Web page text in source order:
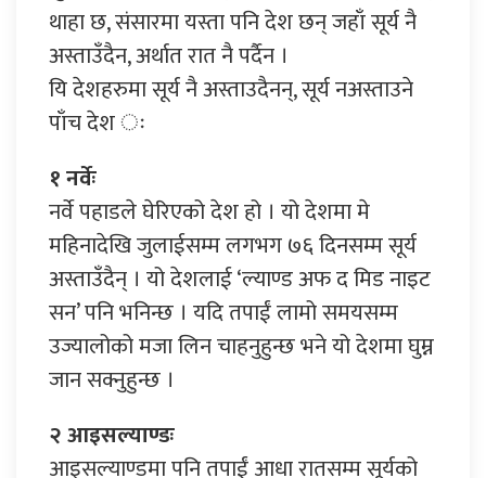
थाहा छ, संसारमा यस्ता पनि देश छन् जहाँ सूर्य नै
अस्ताउँदैन, अर्थात रात नै पर्दैन ।
यि देशहरुमा सूर्य नै अस्ताउदैनन्, सूर्य नअस्ताउने
पाँच देश ः
१ नर्वेः
नर्वे पहाडले घेरिएको देश हो । यो देशमा मे
महिनादेखि जुलाईसम्म लगभग ७६ दिनसम्म सूर्य
अस्ताउँदैन् । यो देशलाई ‘ल्याण्ड अफ द मिड नाइट
सन’ पनि भनिन्छ । यदि तपाईं लामो समयसम्म
उज्यालोको मजा लिन चाहनुहुन्छ भने यो देशमा घुम्न
जान सक्नुहुन्छ ।
२ आइसल्याण्डः
आइसल्याण्डमा पनि तपाईं आधा रातसम्म सूर्यको